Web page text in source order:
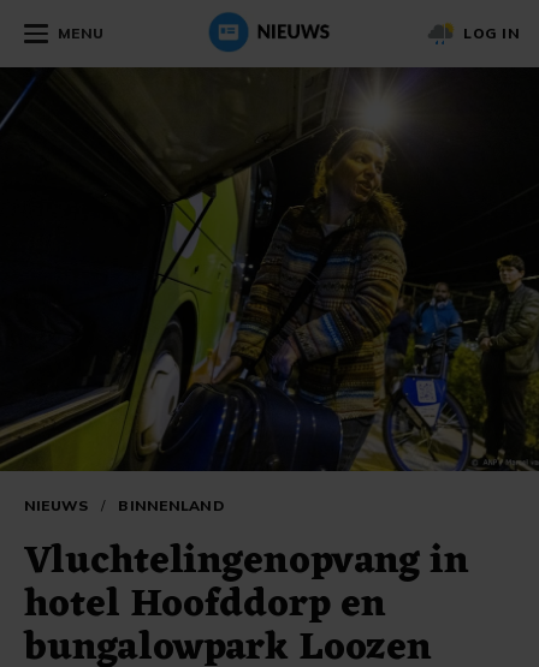
MENU LOG IN
NIEUWS / BINNENLAND
Vluchtelingenopvang in
hotel Hoofddorp en
bungalowpark Loozen